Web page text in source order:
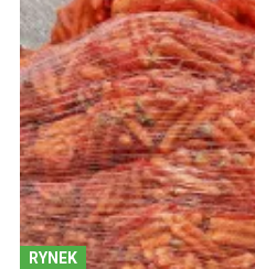
RYNEK